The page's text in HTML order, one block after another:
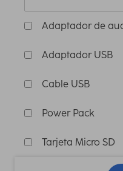
Adaptador de
Adaptador USB
Cable USB
Power Pack
Tarjeta Micro SD